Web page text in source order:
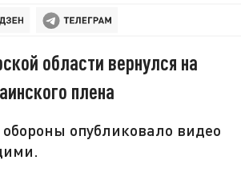
области вернулся на
плена
опубликовало видео